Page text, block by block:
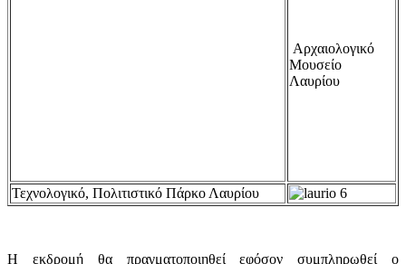
Αρχαιολογικό
Μουσείο
Λαυρίου
Τεχνολογικό, Πολιτιστικό Πάρκο Λαυρίου
Η εκδρομή θα πραγματοποιηθεί εφόσον συμπληρωθεί ο